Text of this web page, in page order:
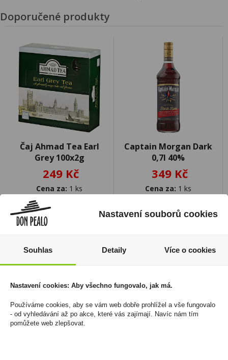
Doporučené produkty
Čaj Ahmad Tea Earl
Grey 100x2g
249 Kč
Cena za: 1 ks
Skladem:
Captain Morgan Dark
0,7l 40%
349 Kč
Cena za: 1 ks
Nastavení souborů cookies
Souhlas Detaily Více o cookies
Nastavení cookies: Aby všechno fungovalo, jak má.
Používáme cookies, aby se vám web dobře prohlížel a vše fungovalo
- od vyhledávání až po akce, které vás zajímají. Navíc nám tím
pomůžete web zlepšovat.